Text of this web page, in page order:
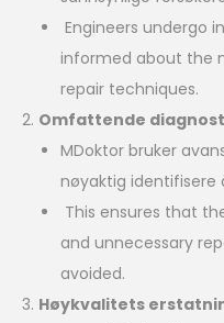
Engineers undergo
informed about the
repair techniques.
Omfattende
MDoktor bruker
nøyaktig identifisere
This ensures that
and unnecessary
avoided.
Høykvalitets